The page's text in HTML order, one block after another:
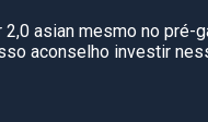
2,0 asian mesmo no
aconselho investir